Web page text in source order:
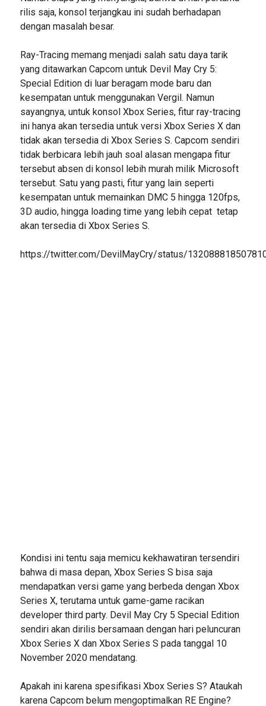
rilis saja, konsol terjangkau ini sudah berhadapan
dengan masalah besar.
Ray-Tracing memang menjadi salah satu daya tarik
yang ditawarkan Capcom untuk Devil May Cry 5:
Special Edition di luar beragam mode baru dan
kesempatan untuk menggunakan Vergil. Namun
sayangnya, untuk konsol Xbox Series, fitur ray-tracing
ini hanya akan tersedia untuk versi Xbox Series X dan
tidak akan tersedia di Xbox Series S. Capcom sendiri
tidak berbicara lebih jauh soal alasan mengapa fitur
tersebut absen di konsol lebih murah milik Microsoft
tersebut. Satu yang pasti, fitur yang lain seperti
kesempatan untuk memainkan DMC 5 hingga 120fps,
3D audio, hingga loading time yang lebih cepat tetap
akan tersedia di Xbox Series S.
https://twitter.com/DevilMayCry/status/
Kondisi ini tentu saja memicu kekhawatiran tersendiri
bahwa di masa depan, Xbox Series S bisa saja
mendapatkan versi game yang berbeda dengan Xbox
Series X, terutama untuk game-game racikan
developer third party. Devil May Cry 5 Special Edition
sendiri akan dirilis bersamaan dengan hari peluncuran
Xbox Series X dan Xbox Series S pada tanggal 10
November 2020 mendatang.
Apakah ini karena spesifikasi Xbox Series S? Ataukah
karena Capcom belum mengoptimalkan RE Engine?